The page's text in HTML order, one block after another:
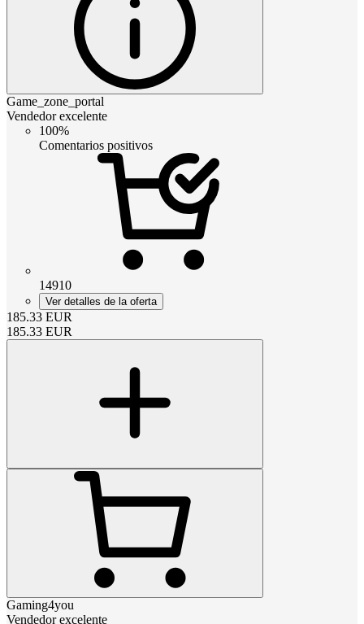
Game_zone_portal
Vendedor excelente
100%
Comentarios positivos
14910
Ver detalles de la oferta
185.33 EUR
185.33 EUR
Gaming4you
Vendedor excelente